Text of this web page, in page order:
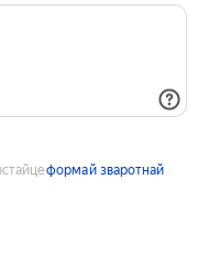
формай зваротнай